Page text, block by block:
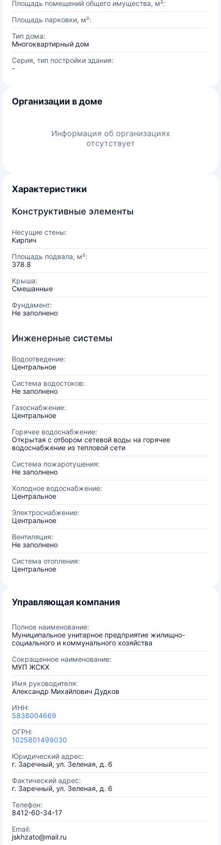
Площадь помещений общего имущества, м²:
Площадь парковки, м²:
Тип дома:
Многоквартирный дом
Серия, тип постройки здания:
-
Организации в доме
Информация об организациях
отсутствует
Характеристики
Конструктивные элементы
Несущие стены:
Кирпич
Площадь подвала, м²:
378.8
Крыша:
Смешанные
Фундамент:
Не заполнено
Инженерные системы
Водоотведение:
Центральное
Система водостоков:
Не заполнено
Газоснабжение:
Центральное
Горячее водоснабжение:
Открытая с отбором сетевой воды на горячее
водоснабжение из тепловой сети
Система пожаротушения:
Не заполнено
Холодное водоснабжение:
Центральное
Электроснабжение:
Центральное
Вентиляция:
Не заполнено
Система отопления:
Центральное
Управляющая компания
Полное наименование:
Муниципальное унитарное предприятие жилищно-
социального и коммунального хозяйства
Сокращенное наименование:
МУП ЖСКХ
Имя руководителя:
Александр Михайлович Дудков
ИНН:
5838004669
ОГРН:
1025801499030
Юридический адрес:
г. Заречный, ул. Зеленая, д. 6
Фактический адрес:
г. Заречный, ул. Зеленая, д. 6
Телефон:
8412-60-34-17
Email:
jskhzato@mail.ru